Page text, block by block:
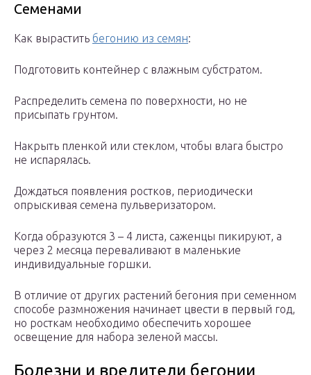
Семенами
Как вырастить бегонию из семян:
Подготовить контейнер с влажным субстратом.
Распределить семена по поверхности, но не
присыпать грунтом.
Накрыть пленкой или стеклом, чтобы влага быстро
не испарялась.
Дождаться появления ростков, периодически
опрыскивая семена пульверизатором.
Когда образуются 3 – 4 листа, саженцы пикируют, а
через 2 месяца переваливают в маленькие
индивидуальные горшки.
В отличие от других растений бегония при семенном
способе размножения начинает цвести в первый год,
но росткам необходимо обеспечить хорошее
освещение для набора зеленой массы.
Болезни и вредители бегонии